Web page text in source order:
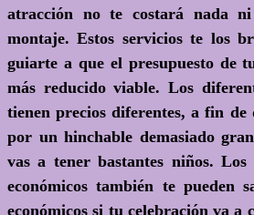
atracción no te costará nada
montaje. Estos servicios te los
guiarte a que el presupuesto de
más reducido viable. Los
tienen precios diferentes, a fin de
por un hinchable demasiado
vas a tener bastantes niños. Los
económicos también te pueden
económicos si tu celebración va a